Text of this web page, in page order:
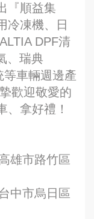
『順益集
冷凍機、日
DPF清
、瑞典
等車輛週邊產
歡迎敬愛的
、拿好禮！
雄市路竹區
中市烏日區